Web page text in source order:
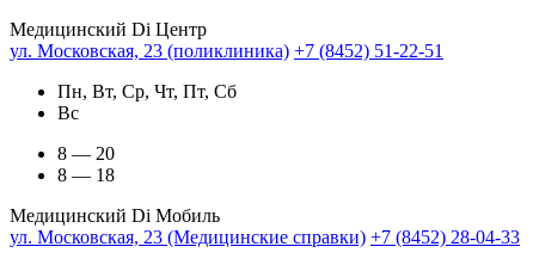
Медицинский Di Центр
ул. Московская, 23 (поликлиника) +7 (8452) 51-22-51
Пн, Вт, Ср, Чт, Пт, Сб
Вс
8 — 20
8 — 18
Медицинский Di Мобиль
ул. Московская, 23 (Медицинские справки) +7 (8452) 28-04-33